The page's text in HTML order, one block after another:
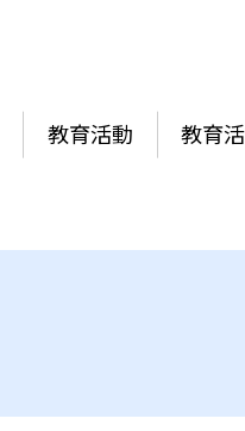
教育活動 教育